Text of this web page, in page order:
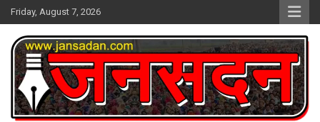
Skip
to
content
Friday, August 7, 2026